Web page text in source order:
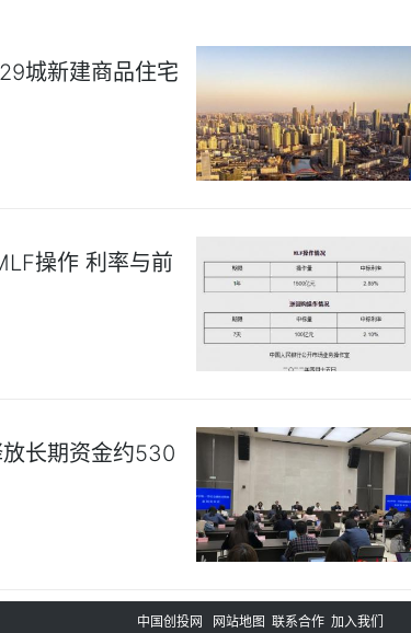
城新建商品住宅
操作 利率与前
长期资金约530
中国创投网 网站地图 联系合作 加入我们